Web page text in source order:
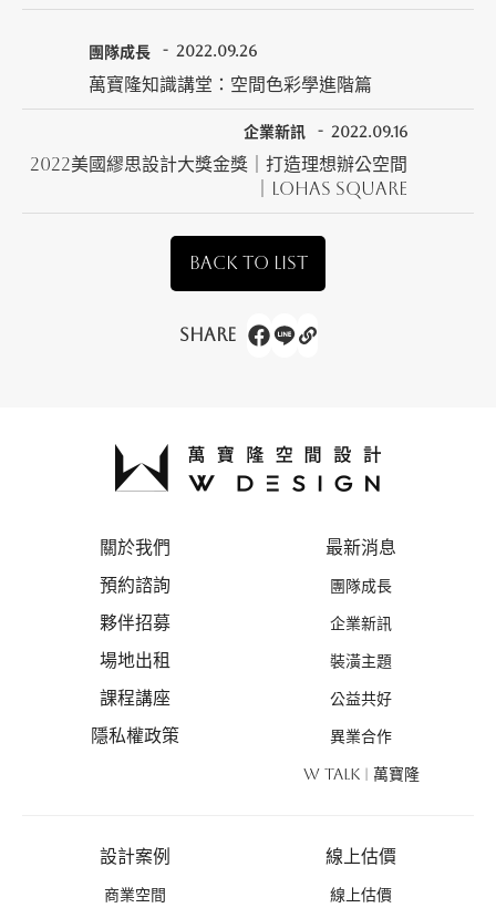
團隊成長 2022.09.26
萬寶隆知識講堂：空間色彩學進階篇
企業新訊 2022.09.16
2022美國繆思設計大獎金獎｜打造理想辦公空間
｜LOHAS Square
BACK TO LIST
Share
關於我們
預約諮詢
夥伴招募
場地出租
課程講座
隱私權政策
最新消息
團隊成長
企業新訊
裝潢主題
公益共好
異業合作
W TALK | 萬寶隆
設計案例
商業空間
線上估價
線上估價